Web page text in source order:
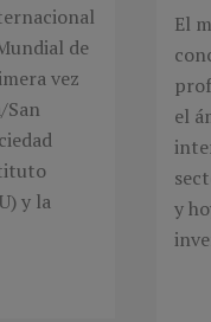
El
el
y
de
vez
San
y la